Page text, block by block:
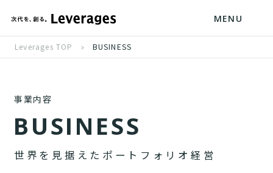
MENU
Leverages TOP BUSINESS
事業内容
BUSINESS
世 界 を 見 据 え た ポ ー ト フ ォ リ オ 経 営